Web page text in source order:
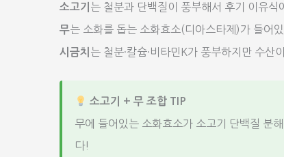
소고기 는 철분과 단백질이 풍부해서 후기 이유식
무는 소화를 돕는 소화효소(디아스타제)가 들어
시금치 는 철분·칼슘·비타민K가 풍부하지만 수산
소고기 + 무 조합 TIP
무에 들어있는 소화효소가 소고기 단백질 분
다!